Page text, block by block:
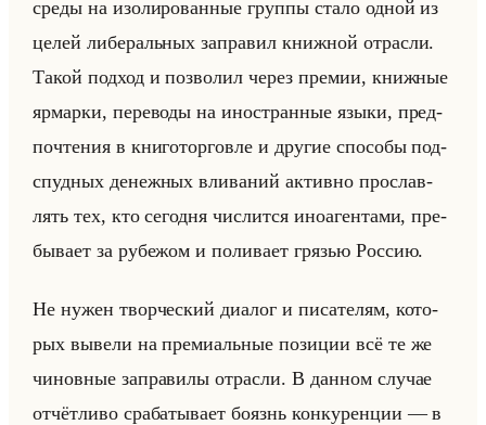
среды на изо­ли­ро­ван­ные груп­пы стало одной из
целей ли­бе­ральных за­пра­вил книж­ной от­рас­ли.
Такой под­ход и поз­во­лил через пре­мии, книж­ные
яр­мар­ки, пе­ре­во­ды на ино­стран­ные языки, пред­
по­чте­ния в кни­го­тор­гов­ле и дру­гие спо­со­бы под­
спуд­ных де­неж­ных вли­ва­ний ак­тив­но про­слав­
лять тех, кто се­год­ня чис­лит­ся ино­аген­та­ми, пре­
бы­ва­ет за ру­бе­жом и по­ли­ва­ет гря­зью Рос­сию.
Не нужен твор­че­ский диа­лог и пи­са­те­лям, ко­то­
рых вы­ве­ли на пре­ми­альные по­зи­ции всё те же
чи­нов­ные за­пра­ви­лы от­рас­ли. В дан­ном слу­чае
от­чёт­ли­во сра­ба­ты­ва­ет бо­язнь кон­ку­рен­ции — в